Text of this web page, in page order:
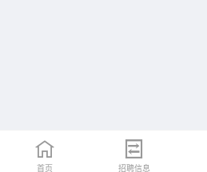
首页 招聘信息